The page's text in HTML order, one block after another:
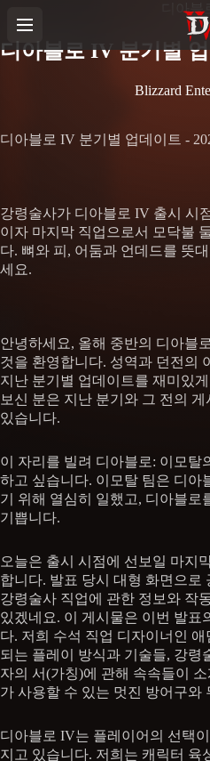
디아블
디아블로 IV 분기별
Blizzard
디아블로 IV 분기별 업데이트 -
강령술사가 디아블로 IV 출시 시
이자 마지막 직업으로서 모닥불
다. 뼈와 피, 어둠과 언데드를 뜻
세요.
안녕하세요, 올해 중반의 디아블
것을 환영합니다. 성역과 던전의
지난 분기별 업데이트를 재미있
보신 분은 지난 분기와 그 전의 게
있습니다.
이 자리를 빌려 디아블로: 이모탈
하고 싶습니다. 이모탈 팀은 디아
기 위해 열심히 일했고, 디아블로
기쁩니다.
오늘은 출시 시점에 선보일 마지
합니다. 발표 당시 대형 화면으로
강령술사 직업에 관한 정보와 작
있겠네요. 이 게시물은 이번 발표
다. 저희 수석 직업 디자이너인 애
되는 플레이 방식과 기술들, 강령
자의 서(가칭)에 관해 속속들이
가 사용할 수 있는 멋진 방어구와
디아블로 IV는 플레이어의 선택
지고 있습니다. 저희는 캐릭터 육